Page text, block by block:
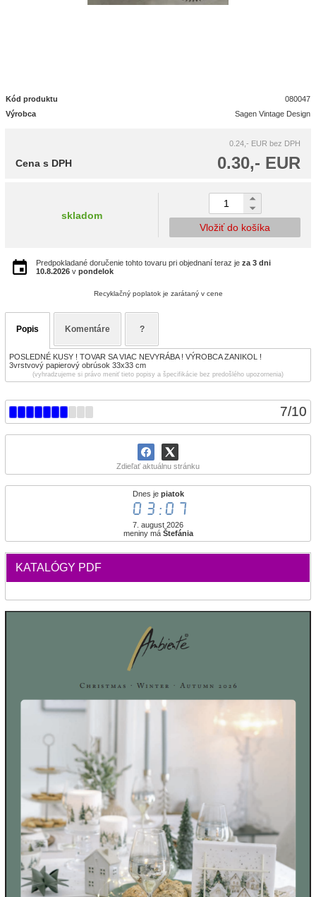
7/10
Zdieľať aktuálnu stránku
Dnes je piatok
03:07
7. august 2026
meniny má Štefánia
KATALÓGY PDF
Kód produktu
080047
Výrobca
Sagen Vintage Design
0.24,- EUR bez DPH
0.30,- EUR
Cena s DPH
skladom
Vložiť do košíka
Predpokladané doručenie tohto tovaru pri objednaní teraz je za 3 dni
10.8.2026 v pondelok
Recyklačný poplatok je zarátaný v cene
Popis Komentáre ?
POSLEDNÉ KUSY ! TOVAR SA VIAC NEVYRÁBA ! VÝROBCA ZANIKOL !
3vrstvový papierový obrúsok 33x33 cm
(vyhradzujeme si právo meniť tieto popisy a špecifikácie bez predošlého upozornenia)